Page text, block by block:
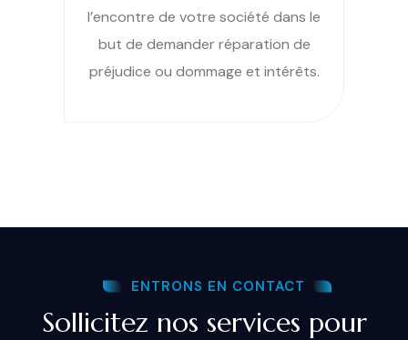
l’encontre de votre société dans le
but de demander réparation de
préjudice ou dommage et intérêts.
ENTRONS EN CONTACT
Sollicitez nos services pour